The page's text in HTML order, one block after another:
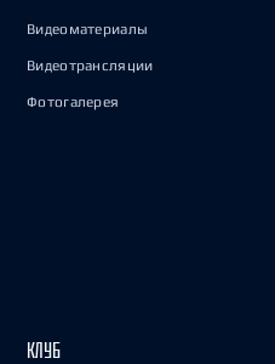
Видеоматериалы
Видеотрансляции
Фотогалерея
КЛУБ